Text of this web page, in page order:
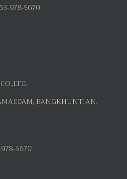
978-5670
BANGKHUNTIAN,
5670